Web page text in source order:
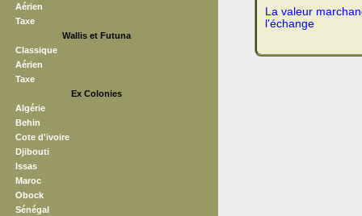
Aérien
Taxe
Wallis et Futuna
Classique
Aérien
Taxe
Ex Colonies
Algérie
Behin
Cote d'ivoire
Djibouti
Issas
Maroc
Obock
Sénégal
La valeur
l'échange